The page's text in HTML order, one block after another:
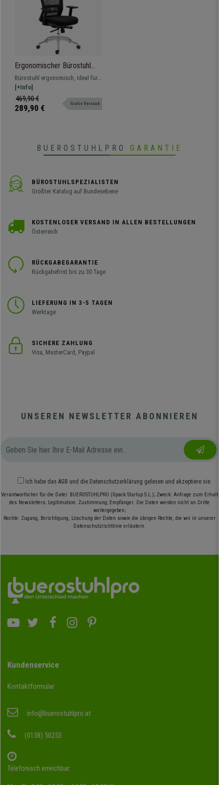
Ergonomischer Bürostuhl
MAGNUM ELITE, Kopf- und
Lordosenstütze, 8h-
Nutzung, Aluminium-
Fußkreuz, Farbe Schwarz
Bürostuhl ergonomisch, ideal für
die intensive Nutzung. Kombiniert
elegantes Design mit Qualität und
Komfort
[+Info]
469,90 €
289,90 € Gratis Versand
BUEROSTUHLPRO GARANTIE
BÜROSTUHLSPEZIALISTEN
Größter Katalog auf Bundesebene
KOSTENLOSER VERSAND IN ALLEN BESTELLUNGEN
Österreich
RÜCKGABEGARANTIE
Rückgabefrist bis zu 30 Tage
LIEFERUNG IN 3-5 TAGEN
Werktage
SICHERE ZAHLUNG
Visa, MasterCard, Paypal
UNSEREN NEWSLETTER ABONNIEREN
Ich habe das AGB und die Datenschutzerklärung gelesen und akzeptiere sie.
Verantwortlicher für die Datei: BUEROSTUHLPRO (Ilpack Startup S.L.); Zweck: Anfrage zum Erhalt
des Newsletters; Legitimation: Zustimmung; Empfänger: Die Daten werden nicht an Dritte
weitergegeben;
Rechte: Zugang, Berichtigung, Löschung der Daten sowie die übrigen Rechte, die wir in unserer
Datenschutzrichtlinie erläutern.
Kundenservice
Kontaktformular
info@buerostuhlpro.at
(0138) 50253
Telefonisch erreichbar: